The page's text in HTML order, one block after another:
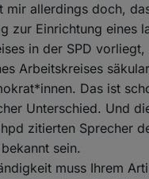
mir allerdings doch,
zur Einrichtung eines
in der SPD
Arbeitskreises
Das ist
Unterschied. Und
zitierten Sprecher
sein.
muss Ihrem